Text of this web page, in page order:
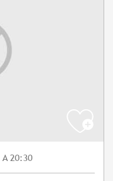
A 20:30